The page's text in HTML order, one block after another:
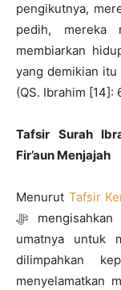
pengikutnya,
pedih, mereka
membiarkan
yang demikian itu
(QS. Ibrahim [14]:
Tafsir Surah
Fir’aun Menjajah
Menurut Tafsir
ﷻ mengisahkan tentang Nabi Musa yang mengajak
umatnya untuk
dilimpahkan
menyelamatkan